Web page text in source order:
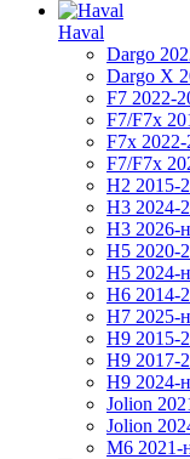
Haval
Dargo
Dargo X
F7 2022-
F7/F7x
F7x 2022-
F7/F7x
H2 2015-
H3 2024-
H3 2026-
H5 2020-
H5 2024-
H6 2014-
H7 2025-
H9 2015-
H9 2017-
H9 2024-
Jolion
Jolion
М6 2021-